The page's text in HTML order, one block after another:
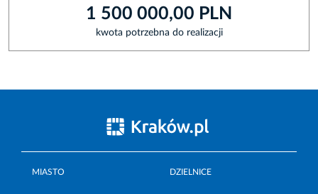
1 500 000,00 PLN
kwota potrzebna do realizacji
MIASTO DZIELNICE